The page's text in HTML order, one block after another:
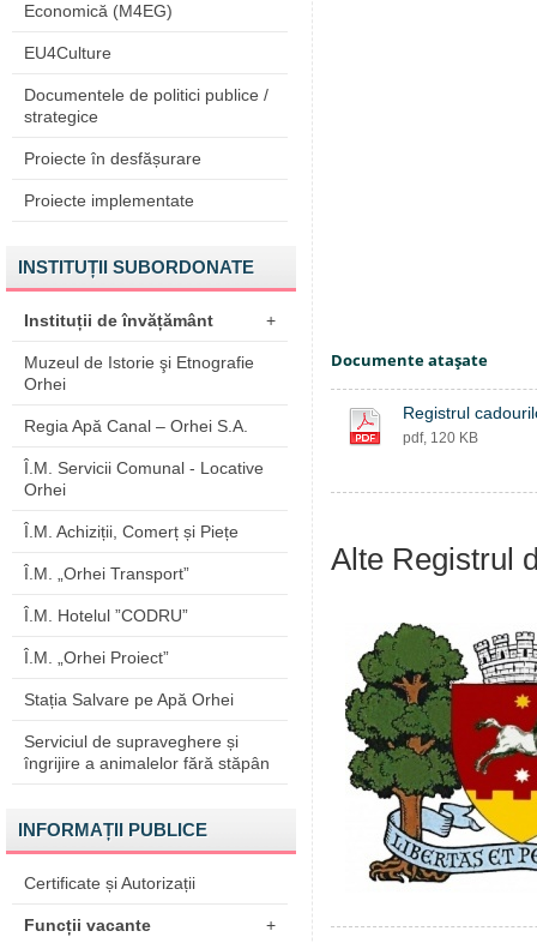
Economică (M4EG)
EU4Culture
Documentele de politici publice /
strategice
Proiecte în desfășurare
Proiecte implementate
INSTITUȚII SUBORDONATE
Instituții de învățământ +
Muzeul de Istorie şi Etnografie
Orhei
Regia Apă Canal – Orhei S.A.
Î.M. Servicii Comunal - Locative
Orhei
Î.M. Achiziții, Comerț și Piețe
Î.M. „Orhei Transport”
Î.M. Hotelul ”CODRU”
Î.M. „Orhei Proiect”
Stația Salvare pe Apă Orhei
Serviciul de supraveghere și
îngrijire a animalelor fără stăpân
INFORMAȚII PUBLICE
Certificate și Autorizații
Funcții vacante +
Documente ataşate
Registrul
pdf, 120 KB
Alte Registrul